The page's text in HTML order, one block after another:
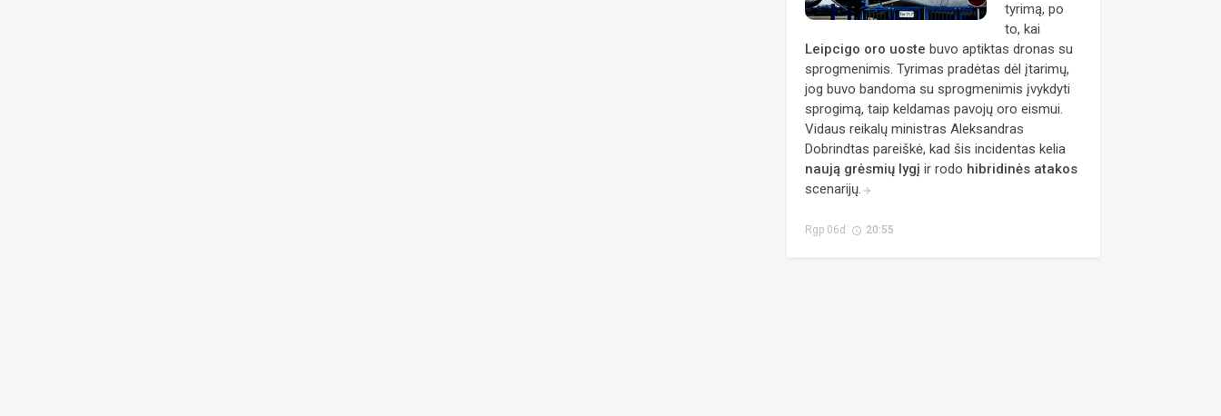
tyrimą, po
to, kai
Leipcigo oro uoste buvo aptiktas dronas su
sprogmenimis. Tyrimas pradėtas dėl įtarimų,
jog buvo bandoma su sprogmenimis įvykdyti
sprogimą, taip keldamas pavojų oro eismui.
Vidaus reikalų ministras Aleksandras
Dobrindtas pareiškė, kad šis incidentas kelia
naują grėsmių lygį ir rodo hibridinės atakos
scenarijų. arrow_forward
Rgp 06d. access_time 20:55